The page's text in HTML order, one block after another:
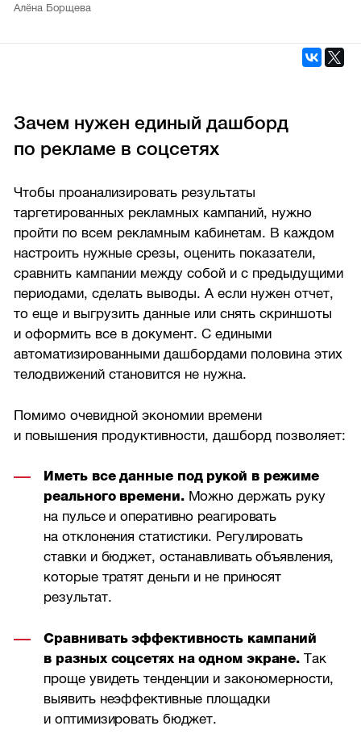
Алёна Борщева
Зачем нужен единый дашборд
по рекламе в соцсетях
Чтобы проанализировать результаты
таргетированных рекламных кампаний, нужно
пройти по всем рекламным кабинетам. В каждом
настроить нужные срезы, оценить показатели,
сравнить кампании между собой и с предыдущими
периодами, сделать выводы. А если нужен отчет,
то еще и выгрузить данные или снять скриншоты
и оформить все в документ. С едиными
автоматизированными дашбордами половина этих
телодвижений становится не нужна.
Помимо очевидной экономии времени
и повышения продуктивности, дашборд позволяет:
Иметь все данные под рукой в режиме
реального времени.Можно держать руку
на пульсе и оперативно реагировать
на отклонения статистики. Регулировать
ставки и бюджет, останавливать объявления,
которые тратят деньги и не приносят
результат.
Сравнивать эффективность кампаний
в разных соцсетях на одном экране. Так
проще увидеть тенденции и закономерности,
выявить неэффективные площадки
и оптимизировать бюджет.